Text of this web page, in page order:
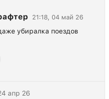
21:18, 04 май 26
убиралка поездов
апр 26